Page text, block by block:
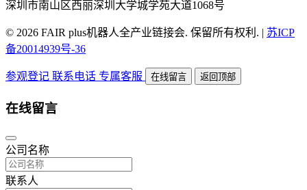
深圳市南山区西丽深圳大学城学苑大道1068号
© 2026 FAIR plus机器人全产业链接会. 保留所有权利. | 苏ICP
备20014939号-36
参观登记 联系电话 专属客服 在线留言 返回顶部
在线留言
公司名称
联系人